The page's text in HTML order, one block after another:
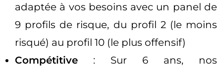
adaptée à vos besoins avec un panel de
9 profils de risque, du profil 2 (le moins
risqué) au profil 10 (le plus offensif)
Compétitive : Sur 6 ans, nos